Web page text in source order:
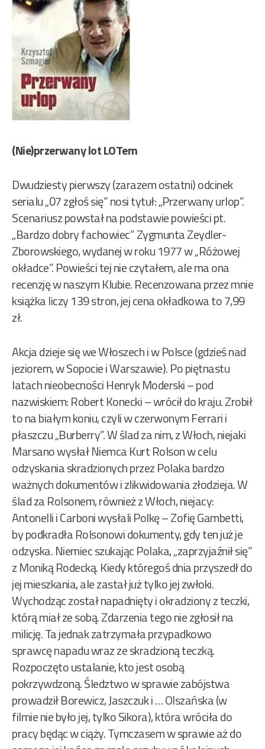
(Nie)przerwany lot LOTem
Dwudziesty pierwszy (zarazem ostatni) odcinek
serialu „07 zgłoś się” nosi tytuł: „Przerwany urlop”.
Scenariusz powstał na podstawie powieści pt.
„Bardzo dobry fachowiec” Zygmunta Zeydler-
Zborowskiego, wydanej w roku 1977 w „Różowej
okładce”. Powieści tej nie czytałem, ale ma ona
recenzję w naszym Klubie. Recenzowana przez mnie
książka liczy 139 stron, jej cena okładkowa to 7,99
zł.
Akcja dzieje się we Włoszech i w Polsce (gdzieś nad
jeziorem, w Sopocie i Warszawie). Po piętnastu
latach nieobecności Henryk Moderski – pod
nazwiskiem: Robert Konecki – wrócił do kraju. Zrobił
to na białym koniu, czyli w czerwonym Ferrari i
płaszczu „Burberry”. W ślad za nim, z Włoch, niejaki
Marsano wysłał Niemca Kurt Rolson w celu
odzyskania skradzionych przez Polaka bardzo
ważnych dokumentów i zlikwidowania złodzieja. W
ślad za Rolsonem, również z Włoch, niejacy:
Antonelli i Carboni wysłali Polkę – Zofię Gambetti,
by podkradła Rolsonowi dokumenty, gdy ten już je
odzyska. Niemiec szukając Polaka, „zaprzyjaźnił się”
z Moniką Rodecką. Kiedy któregoś dnia przyszedł do
jej mieszkania, ale zastał już tylko jej zwłoki.
Wychodząc został napadnięty i okradziony z teczki,
którą miał ze sobą. Zdarzenia tego nie zgłosił na
milicję. Ta jednak zatrzymała przypadkowo
sprawcę napadu wraz ze skradzioną teczką.
Rozpoczęto ustalanie, kto jest osobą
pokrzywdzoną. Śledztwo w sprawie zabójstwa
prowadził Borewicz, Jaszczuk i … Olszańska (w
filmie nie było jej, tylko Sikora), która wróciła do
pracy będąc w ciąży. Tymczasem w sprawie aż do